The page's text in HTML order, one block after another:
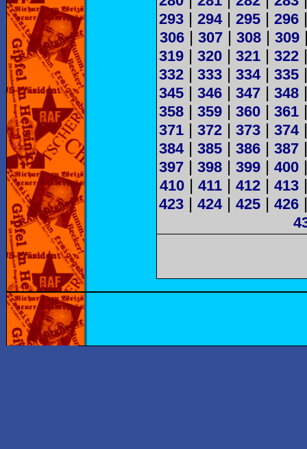
293 | 294| 295 | 296
306| 307| 308| 309
319 | 320 | 321 | 322
332 | 333 | 334| 335
345 | 346 | 347 | 348
358 | 359 | 360 | 361
371 | 372 | 373 | 374
384| 385 | 386 | 387
397 | 398 | 399 | 400
410| 411| 412| 413
423 | 424| 425 | 426